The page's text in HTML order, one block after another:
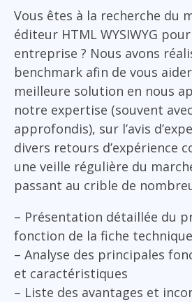
Vous êtes à la recherche du
éditeur HTML WYSIWYG
entreprise ? Nous avons
benchmark afin de vous
meilleure solution en nous
notre expertise (souvent
approfondis), sur l’avis
divers retours d’expérience
une veille régulière du
passant au crible de
– Présentation détaillée du
fonction de la fiche
– Analyse des principales
et caractéristiques
– Liste des avantages et